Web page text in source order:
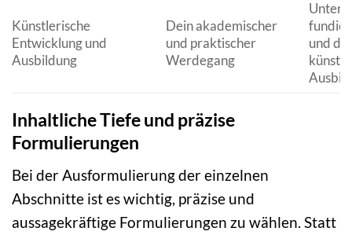
Künstlerische
Entwicklung und
Ausbildung
Dein akademischer
und praktischer
Werdegang
und
Inhaltliche Tiefe und präzise
Formulierungen
Bei der Ausformulierung der einzelnen
Abschnitte ist es wichtig, präzise und
aussagekräftige Formulierungen zu wählen. Statt